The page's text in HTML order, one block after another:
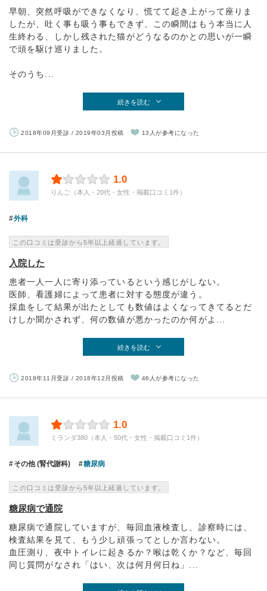
早朝、突然呼吸ができなくなり、慌てて起き上がって座りま
したが、吐く事も吸う事もできず、この瞬間はもう本当に人
生終わる、しかし残された猫がどうなるのかとの思いが一瞬
で頭を駆け巡りました。
そのうち...
続きを読む
2018年09月受診 / 2019年03月投稿 13人が参考になった
1.0
りんご（本人・20代・女性・掲載口コミ1件）
外科
この口コミは受診から5年以上経過しています。
入院した
患者一人一人に寄り添っているという感じがしない。
医師、看護婦によって患者に対する態度が違う。
採血をして結果が出たとしても数値はよくなってきてるとだ
けしか聞かされず、何の数値が悪かったのか何がよ...
続きを読む
2018年11月受診 / 2018年12月投稿 46人が参考になった
1.0
ミランダ380（本人・50代・女性・掲載口コミ1件）
その他 (腎代謝科) 糖尿病
この口コミは受診から5年以上経過しています。
糖尿病で通院
糖尿病で通院していますが、毎回血液検査し、診察時には、
検査結果を見て、もう少し頑張ってとしか言わない。
血圧測り、夜中トイレに起きるか？喉は乾くか？など、毎回
同じ質問がなされ「はい、次は何月何日ね」...